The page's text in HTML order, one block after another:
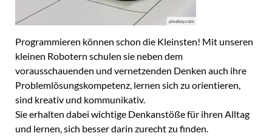
pixabay.com
Programmieren können schon die Kleinsten! Mit unseren
kleinen Robotern schulen sie neben dem
vorausschauenden und vernetzenden Denken auch ihre
Problemlösungskompetenz, lernen sich zu orientieren,
sind kreativ und kommunikativ.
Sie erhalten dabei wichtige Denkanstöße für ihren Alltag
und lernen, sich besser darin zurecht zu finden.